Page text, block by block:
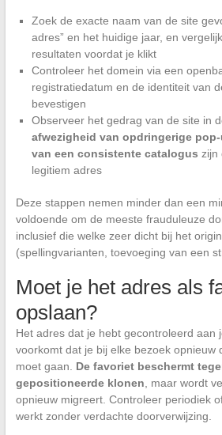
Zoek de exacte naam van de site
adres” en het huidige jaar, en
resultaten voordat je klikt
Controleer het domein via een
registratiedatum en de identiteit van
bevestigen
Observeer het gedrag van de site in
afwezigheid van opdringerige
van een consistente catalogus zijn
legitiem adres
Deze stappen nemen minder dan een
voldoende om de meeste frauduleuze
inclusief die welke zeer dicht bij het
(spellingvarianten, toevoeging van een
Moet je het adres als
opslaan?
Het adres dat je hebt gecontroleerd aan
voorkomt dat je bij elke bezoek opnieuw
moet gaan. De favoriet beschermt
gepositioneerde klonen, maar wordt
opnieuw migreert. Controleer periodiek
werkt zonder verdachte doorverwijzing.